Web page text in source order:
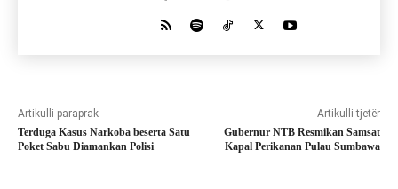
Artikulli paraprak
Terduga Kasus Narkoba beserta Satu
Poket Sabu Diamankan Polisi
Artikulli tjetër
Gubernur NTB Resmikan Samsat
Kapal Perikanan Pulau Sumbawa